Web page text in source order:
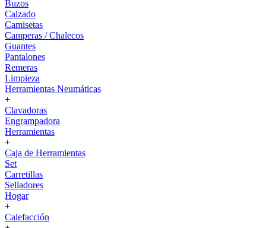
Buzos
Calzado
Camisetas
Camperas / Chalecos
Guantes
Pantalones
Remeras
Limpieza
Herramientas Neumáticas
+
Clavadoras
Engrampadora
Herramientas
+
Caja de Herramientas
Set
Carretillas
Selladores
Hogar
+
Calefacción